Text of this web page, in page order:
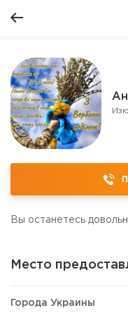
Вы останетесь
Место
Города Украины